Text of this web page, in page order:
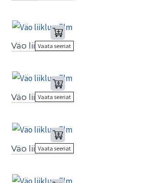
Väo liiklussõlm
Vaata seeriat
Väo liiklussõlm
Vaata seeriat
Väo liiklussõlm
Vaata seeriat